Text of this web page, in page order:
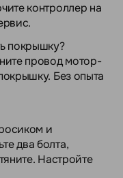
контроллер на
покрышку?
провод мотор-
Без опыта
и
два болта,
Настройте